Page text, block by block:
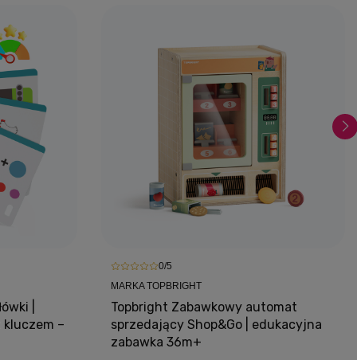
|
kluczem –
0/5
MARKA TOPBRIGHT
Topbright Zabawkowy automat
sprzedający Shop&Go | edukacyjna
zabawka 36m+